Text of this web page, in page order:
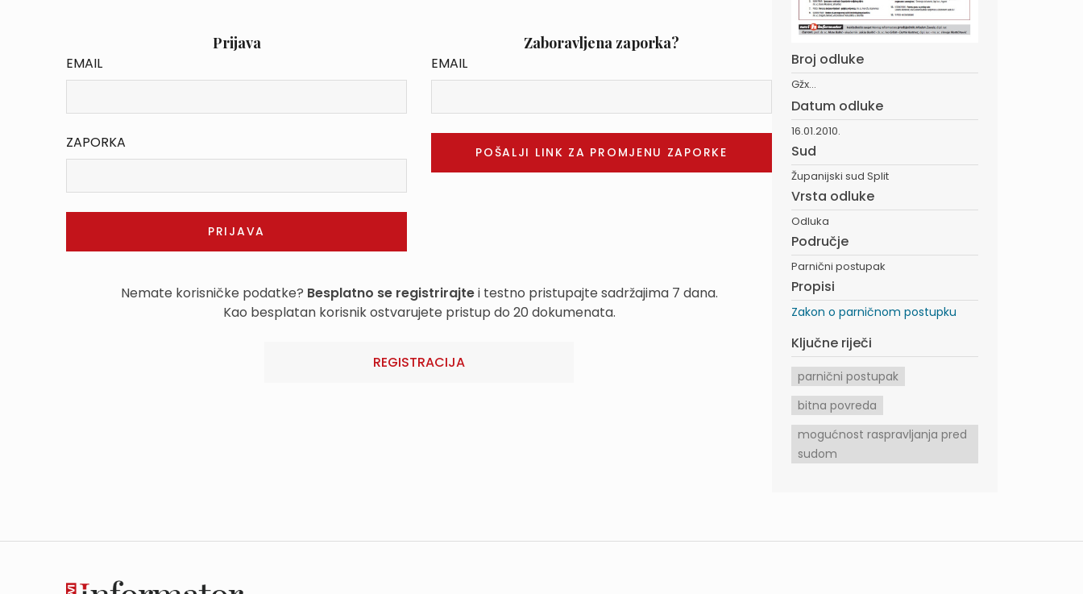
Prijava
EMAIL
ZAPORKA
Zaboravljena zaporka?
EMAIL
Nemate korisničke podatke? Besplatno se registrirajtei testno pristupajte sadržajima 7 dana.
Kao besplatan korisnik ostvarujete pristup do 20 dokumenata.
REGISTRACIJA
Broj odluke
Gžx...
Datum odluke
16.01.2010.
Sud
Županijski sud Split
Vrsta odluke
Odluka
Područje
Parnični postupak
Propisi
Zakon o parničnom postupku
Ključne riječi
parnični postupak
bitna povreda
mogućnost raspravljanja pred
sudom